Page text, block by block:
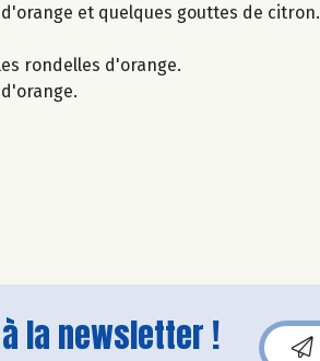
et quelques gouttes de citron.
rondelles d'orange.
la newsletter !